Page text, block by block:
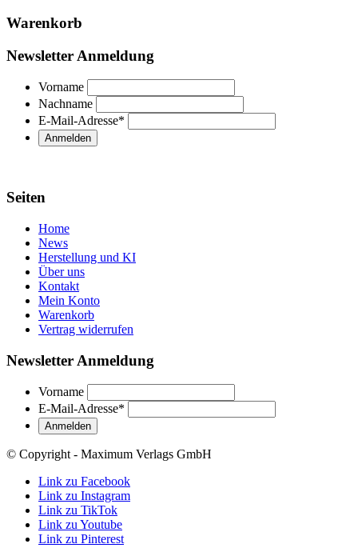
Warenkorb
Newsletter Anmeldung
Vorname
Nachname
E-Mail-Adresse*
Seiten
Home
News
Herstellung und KI
Über uns
Kontakt
Mein Konto
Warenkorb
Vertrag widerrufen
Newsletter Anmeldung
Vorname
E-Mail-Adresse*
© Copyright - Maximum Verlags GmbH
Link zu Facebook
Link zu Instagram
Link zu TikTok
Link zu Youtube
Link zu Pinterest